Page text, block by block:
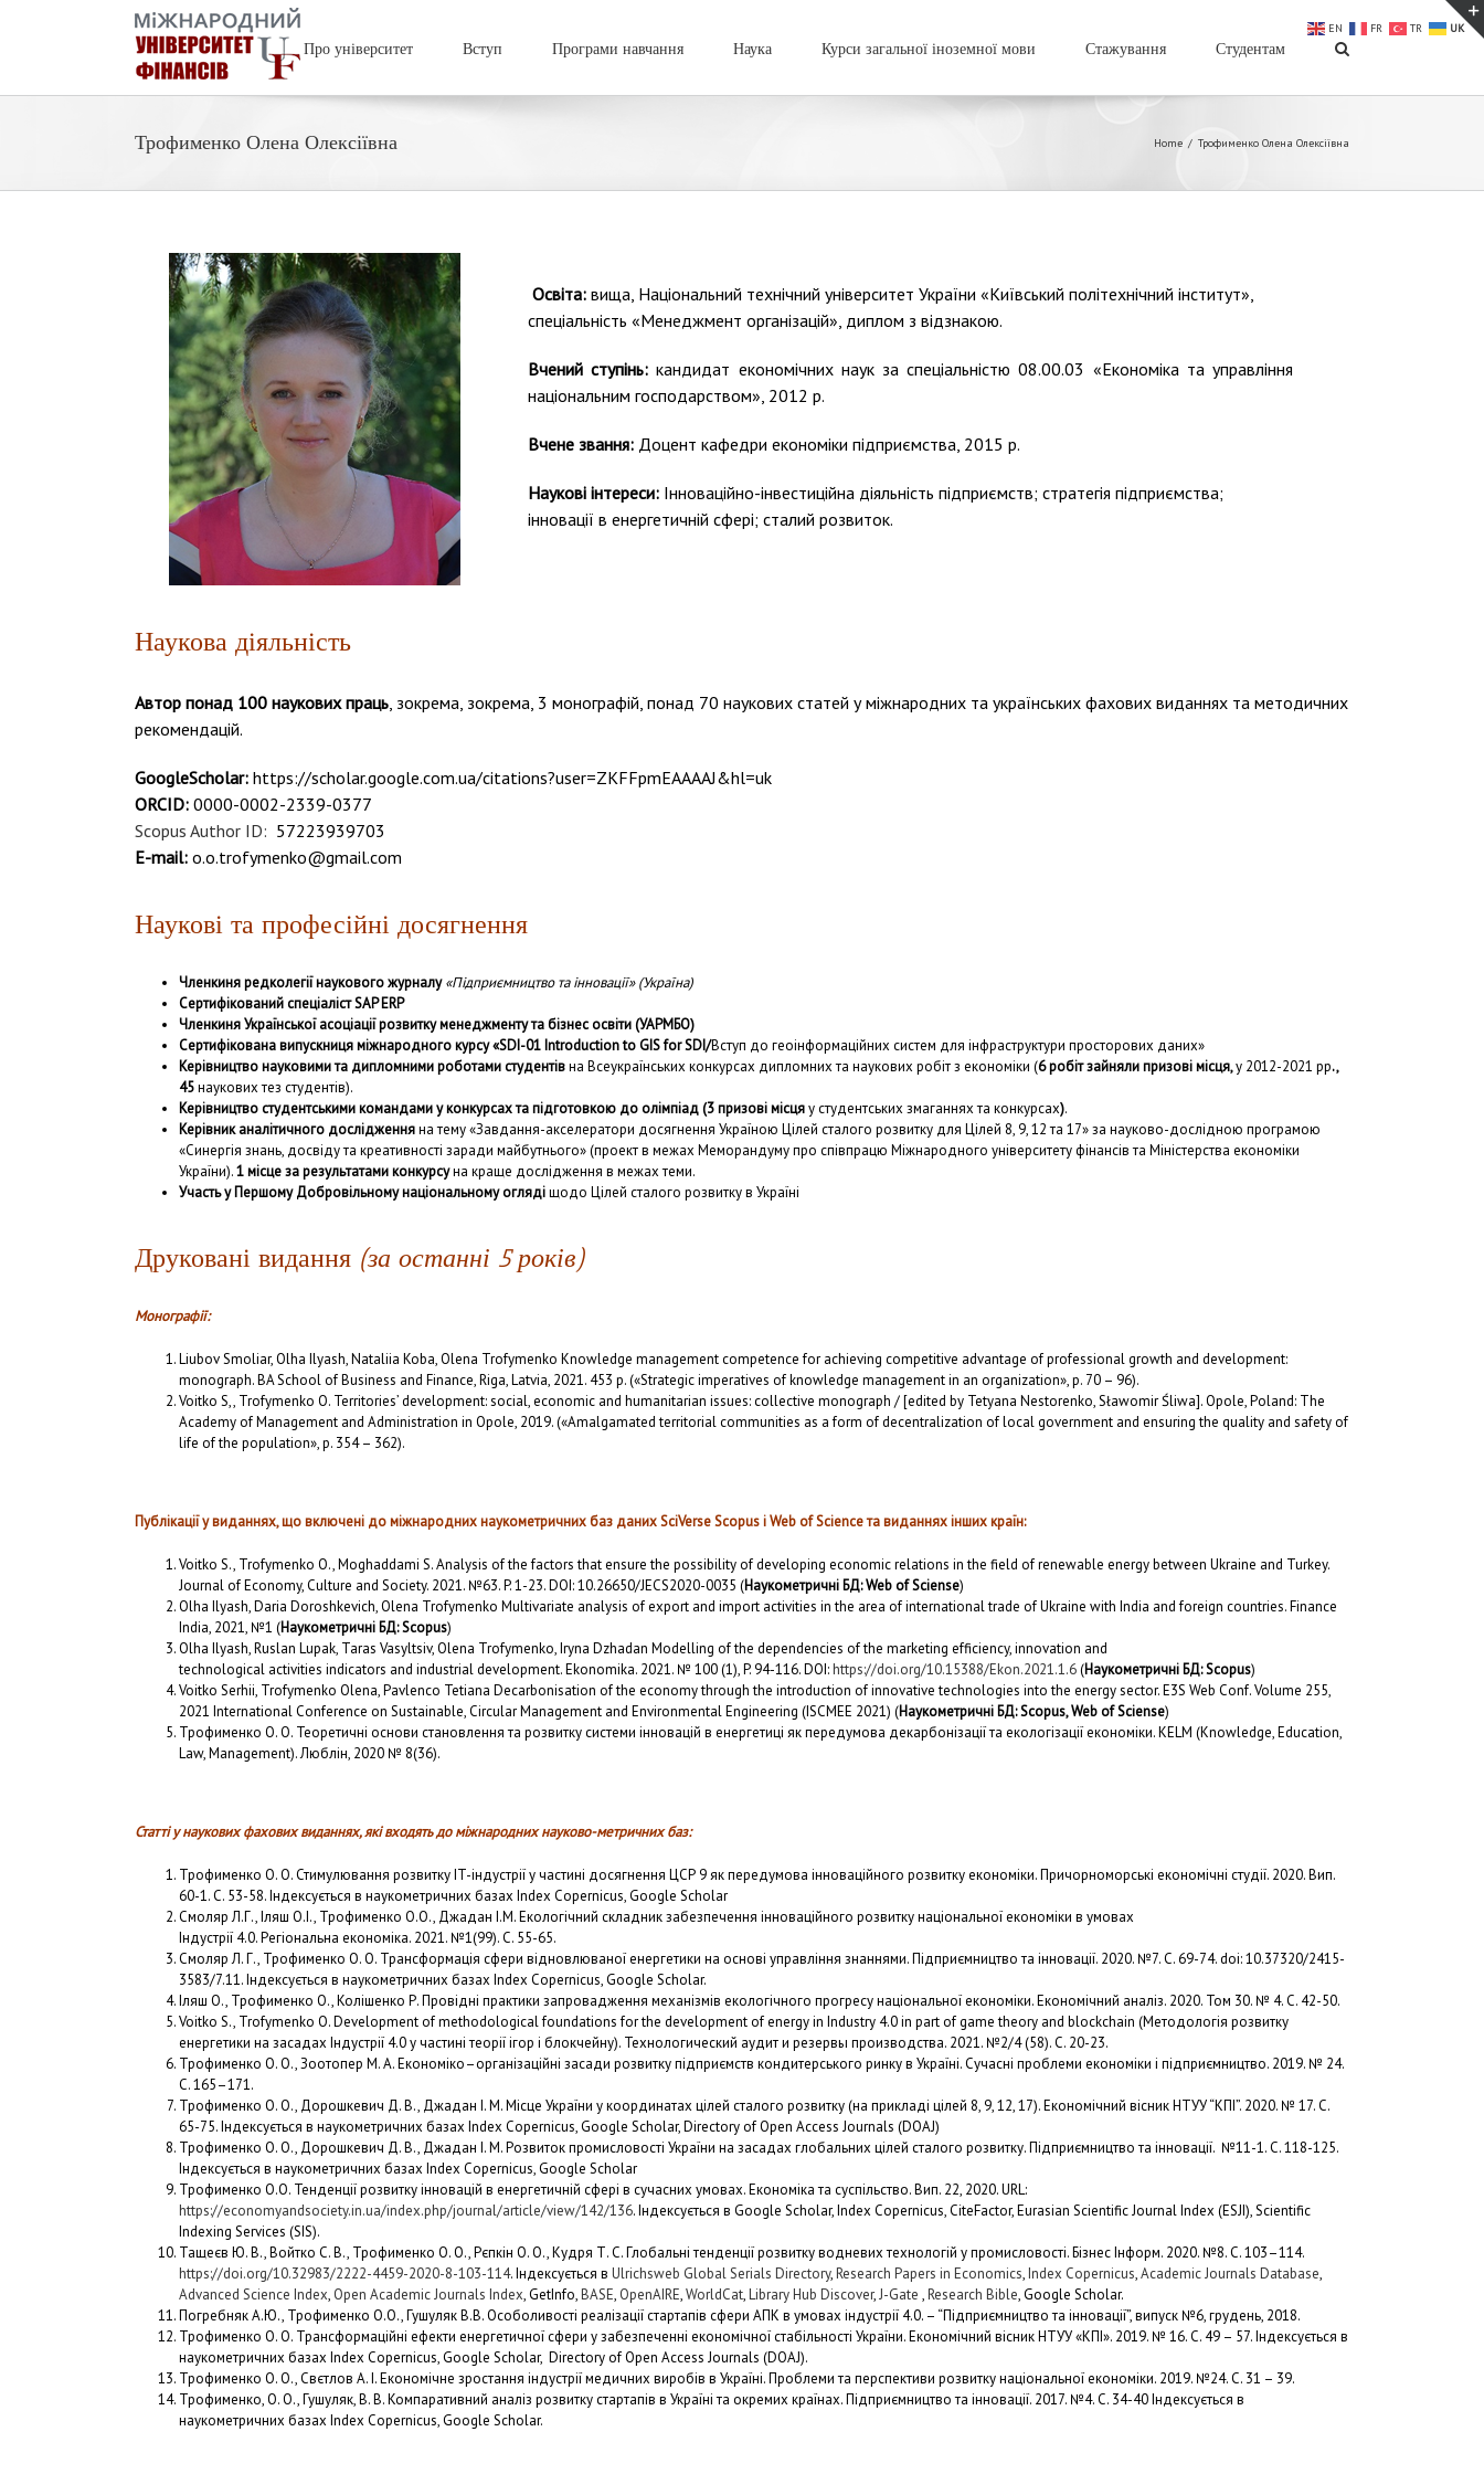
Про університет Вступ Програми навчання Наука Курси загальної іноземної мови Стажування Студентам
Трофименко Олена Олексіївна Home / Трофименко Олена Олексіївна
Освіта: вища, Національний технічний університет України «Київський політехнічний інститут»,
спеціальність «Менеджмент організацій», диплом з відзнакою.
Вчений ступінь: кандидат економічних наук за спеціальністю 08.00.03 «Економіка та управління
національним господарством», 2012 р.
Вчене звання: Доцент кафедри економіки підприємства, 2015 р.
Наукові інтереси: Інноваційно-інвестиційна діяльність підприємств; стратегія підприємства;
інновації в енергетичній сфері; сталий розвиток.
Наукова діяльність
Автор понад 100 наукових праць , зокрема, зокрема, 3 монографій, понад 70 наукових статей у міжнародних та українських фахових виданнях та методичних
рекомендацій.
GoogleScholar: https://scholar.google.com.ua/citations?user=ZKFFpmEAAAAJ&hl=uk
ORCID: 0000-0002-2339-0377
Scopus Author ID: 57223939703
E-mail: o.o.trofymenko@gmail.com
Наукові та професійні досягнення
Членкиня редколегіїнаукового журналу «Підприємництво та інновації» (Україна)
Сертифікований спеціалістSAP ERP
Членкиня Української асоціації розвитку менеджменту та бізнес освіти (УАРМБО)
Сертифікована випускниця міжнародного курсу «SDI-01 IntroductiontoGISforSDI/Вступ до геоінформаційних систем для інфраструктури просторових даних»
Керівництво науковими та дипломними роботами студентівна Всеукраїнських конкурсах дипломних та наукових робіт з економіки (6 робіт зайняли призові місця,у 2012-2021 рр.,
45наукових тез студентів).
Керівництво студентськими командами у конкурсах та підготовкою до олімпіад (3 призові місцяу студентських змаганнях та конкурсах).
Керівник аналітичного дослідженняна тему «Завдання-акселератори досягнення Україною Цілей сталого розвитку для Цілей 8, 9, 12 та 17» за науково-дослідною програмою
«Синергія знань, досвіду та креативності заради майбутнього» (проект в межах Меморандуму про співпрацю Міжнародного університету фінансів та Міністерства економіки
України).1 місцеза результатами конкурсуна краще дослідження в межах теми.
Участь у Першому Добровільному національному оглядіщодо Цілей сталого розвитку в Україні
Друковані видання (за останні 5 років)
Монографії:
Liubov Smoliar, Olha Ilyash, Nataliia Koba, Olena Trofymenko Knowledge management competence for achieving competitive advantage of professional growth and development:
monograph. BA School of Business and Finance, Riga, Latvia, 2021. 453 p. («Strategic imperatives of knowledge management in an organization», p. 70 – 96).
Voitko S,, Trofymenko O. Territories’ development: social, economic and humanitarian issues: collective monograph / [edited by Tetyana Nestorenko, Sławomir Śliwa]. Opole, Poland: The
Academy of Management and Administration in Opole, 2019. («Amalgamated territorial communities as a form of decentralization of local government and ensuring the quality and safety of
life of the population», p. 354 – 362).
Публікації у виданнях, що включені до міжнародних наукометричних баз данихSciVerseScopusіWeb ofScienceта виданнях інших країн:
Voitko S., Trofymenko O., Moghaddami S. Analysis of the factors that ensure the possibility of developing economic relations in the field of renewable energy between Ukraine and Turkey.
Journal of Economy, Culture and Society. 2021. №63. P. 1-23. DOI: 10.26650/JECS2020-0035 (Наукометричні БД: Web of Sciense)
Olha Ilyash, Daria Doroshkevich, Olena Trofymenko Multivariate analysis of export and import activities in the area of international trade of Ukraine with India and foreign countries. Finance
India, 2021, №1 (Наукометричні БД: Scopus)
Olha Ilyash, Ruslan Lupak, Taras Vasyltsiv, Olena Trofymenko, Iryna Dzhadan Мodelling of the dependencies of the marketing efficiency, innovation and
technological activities indicators and industrial development. Ekonomika. 2021. № 100 (1), P. 94-116. DOI:https://doi.org/10.15388/Ekon.2021.1.6(Наукометричні БД: Scopus)
Voitko Serhii, Trofymenko Olena, Pavlenco Tetiana Decarbonisation of the economy through the introduction of innovative technologies into the energy sector. E3S Web Conf. Volume 255,
2021 International Conference on Sustainable, Circular Management and Environmental Engineering (ISCMEE 2021) (Наукометричні БД: Scopus, Web of Sciense)
Трофименко О. О. Теоретичні основи становлення та розвитку системи інновацій в енергетиці як передумова декарбонізації та екологізації економіки. KELM (Knowledge, Education,
Law, Management). Люблін, 2020 № 8(36).
Статті у наукових фахових виданнях, які входять до міжнародних науково-метричних баз:
Трофименко О. О. Стимулювання розвитку IT-індустрії у частині досягнення ЦСР 9 як передумова інноваційного розвитку економіки. Причорноморські економічні студії. 2020. Вип.
60-1. С. 53-58. Індексується в наукометричних базах Index Copernicus, Google Scholar
Смоляр Л.Г., Іляш О.І., Трофименко О.О., Джадан І.М. Екологічний складник забезпечення інноваційного розвитку національної економіки в умовах
Індустрії 4.0. Регіональна економіка. 2021. №1(99). С. 55-65.
Смоляр Л. Г., Трофименко О. О. Трансформація сфери відновлюваної енергетики на основі управління знаннями. Підприємництво та інновації. 2020. №7. С. 69-74. doi: 10.37320/2415-
3583/7.11. Індексується в наукометричних базах Index Copernicus, Google Scholar.
Іляш О., Трофименко О., Колішенко Р. Провідні практики запровадження механізмів екологічного прогресу національної економіки. Економічний аналіз. 2020. Том 30. № 4. С. 42-50.
Voitko S., Trofymenko O. Development of methodological foundations for the development of energy in Industry 4.0 in part of game theory and blockchain (Методологія розвитку
енергетики на засадах Індустрії 4.0 у частині теорії ігор і блокчейну). Технологический аудит и резервы производства. 2021. №2/4 (58). С. 20-23.
Трофименко О. О., Зоотопер М. А. Економіко–організаційні засади розвитку підприємств кондитерського ринку в Україні. Сучасні проблеми економіки і підприємництво. 2019. № 24.
С. 165–171.
Трофименко О. О., Дорошкевич Д. В., Джадан І. М. Місце України у координатах цілей сталого розвитку (на прикладі цілей 8, 9, 12, 17). Економічний вісник НТУУ “КПІ”. 2020. № 17. С.
65-75. Індексується в наукометричних базах Index Copernicus, Google Scholar, Directory of Open Access Journals (DOAJ)
Трофименко О. О., Дорошкевич Д. В., Джадан І. М. Розвиток промисловості України на засадах глобальних цілей сталого розвитку. Підприємництво та інновації. №11-1. С. 118-125.
Індексується в наукометричних базах Index Copernicus, Google Scholar
Трофименко О.О. Тенденції розвитку інновацій в енергетичній сфері в сучасних умовах. Економіка та суспільство. Вип. 22, 2020. URL:
https://economyandsociety.in.ua/index.php/journal/article/view/142/136. Індексується в Google Scholar, Index Copernicus, CiteFactor, Eurasian Scientific Journal Index (ESJI), Scientific
Indexing Services (SIS).
Тащеєв Ю. В., Войтко С. В., Трофименко О. О., Рєпкін О. О., Кудря Т. С. Глобальні тенденції розвитку водневих технологій у промисловості. Бізнес Інформ. 2020. №8. C. 103–114.
https://doi.org/10.32983/2222-4459-2020-8-103-114. Індексується в Ulrichsweb Global Serials Directory,Research Papers in Economics,Index Copernicus,Academic Journals Database,
Advanced Science Index, Open Academic Journals Index, GetInfo,BASE, OpenAIRE,WorldCat,Library Hub Discover,J-Gate ,Research Bible, Google Scholar.
Погребняк А.Ю., Трофименко О.О., Гушуляк В.В. Особоливості реалізації стартапів сфери АПК в умовах індустрії 4.0. – “Підприємництво та інновації”, випуск №6, грудень, 2018.
Трофименко О. О. Трансформаційні ефекти енергетичної сфери у забезпеченні економічної стабільності України. Економічний вісник НТУУ «КПІ». 2019. № 16. С. 49 – 57. Індексується в
наукометричних базах Index Copernicus, Google Scholar, Directory of Open Access Journals (DOAJ).
Трофименко О. О., Свєтлов А. І. Економічне зростання індустрії медичних виробів в Україні. Проблеми та перспективи розвитку національної економіки. 2019. №24. С. 31 – 39.
Трофименко, О. О., Гушуляк, В. В. Компаративний аналіз розвитку стартапів в Україні та окремих країнах. Підприємництво та інновації. 2017. №4. С. 34-40 Індексується в
наукометричних базах Index Copernicus, Google Scholar.
EN FR TR UK